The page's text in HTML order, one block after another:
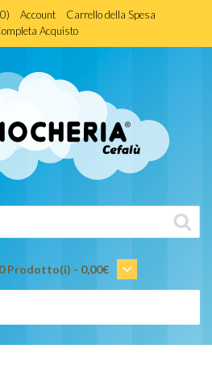
Account
Carrello della Spesa
Acquisto
0 Prodotto(i) - 0,00€